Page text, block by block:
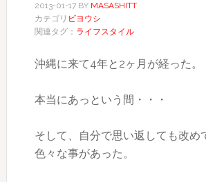
2013-01-17BY MASASHITT
カテゴリ ビヨウシ
関連タグ： ライフスタイル
沖縄に来て4年と2ヶ月が経った。
本当にあっという間・・・
そして、自分で思い返しても改め
色々な事があった。